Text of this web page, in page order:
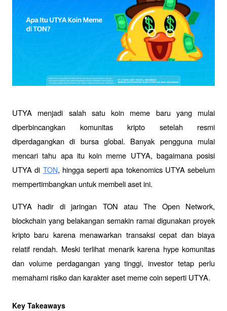
UTYA menjadi salah satu koin meme baru yang mulai
diperbincangkan komunitas kripto setelah resmi
diperdagangkan di bursa global. Banyak pengguna mulai
mencari tahu apa itu koin meme UTYA, bagaimana posisi
UTYA di TON, hingga seperti apa tokenomics UTYA sebelum
mempertimbangkan untuk membeli aset ini.
UTYA hadir di jaringan TON atau The Open Network,
blockchain yang belakangan semakin ramai digunakan proyek
kripto baru karena menawarkan transaksi cepat dan biaya
relatif rendah. Meski terlihat menarik karena hype komunitas
dan volume perdagangan yang tinggi, investor tetap perlu
memahami risiko dan karakter aset meme coin seperti UTYA.
Key Takeaways